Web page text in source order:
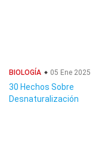
BIOLOGÍA 05 Ene 2025
30 Hechos Sobre
Desnaturalización